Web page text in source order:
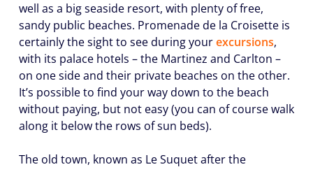
well as a big seaside resort, with plenty of free,
sandy public beaches. Promenade de la Croisette is
certainly the sight to see during yourexcursions,
with its palace hotels – the Martinez and Carlton –
on one side and their private beaches on the other.
It’s possible to find your way down to the beach
without paying, but not easy (you can of course walk
along it below the rows of sun beds).
The old town, known as Le Suquet after the